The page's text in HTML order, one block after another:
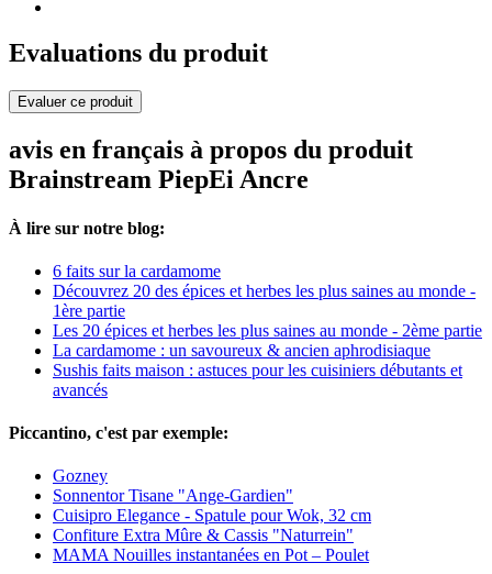
Evaluations du produit
Evaluer ce produit
avis en français à propos du produit
Brainstream PiepEi Ancre
À lire sur notre blog:
6 faits sur la cardamome
Découvrez 20 des épices et herbes les plus saines au monde -
1ère partie
Les 20 épices et herbes les plus saines au monde - 2ème partie
La cardamome : un savoureux & ancien aphrodisiaque
Sushis faits maison : astuces pour les cuisiniers débutants et
avancés
Piccantino, c'est par exemple:
Gozney
Sonnentor Tisane "Ange-Gardien"
Cuisipro Elegance - Spatule pour Wok, 32 cm
Confiture Extra Mûre & Cassis "Naturrein"
MAMA Nouilles instantanées en Pot – Poulet